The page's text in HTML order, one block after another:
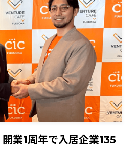
業1周年で入居企業135